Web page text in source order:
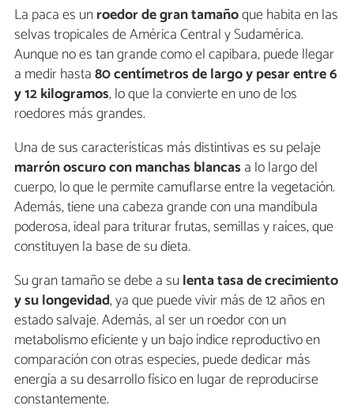
La paca es unroedor de gran tamañoque habita en las
selvas tropicales de América Central y Sudamérica.
Aunque no es tan grande como el capibara, puede llegar
a medir hasta80 centímetros de largo y pesar entre 6
y 12 kilogramos, lo que la convierte en uno de los
roedores más grandes.
Una de sus características más distintivas es su pelaje
marrón oscuro con manchas blancas a lo largo del
cuerpo, lo que le permite camuflarse entre la vegetación.
Además, tiene una cabeza grande con una mandíbula
poderosa, ideal para triturar frutas, semillas y raíces, que
constituyen la base de su dieta.
Su gran tamaño se debe a sulenta tasa de crecimiento
y su longevidad, ya que puede vivir más de 12 años en
estado salvaje. Además, al ser un roedor con un
metabolismo eficiente y un bajo índice reproductivo en
comparación con otras especies, puede dedicar más
energía a su desarrollo físico en lugar de reproducirse
constantemente.